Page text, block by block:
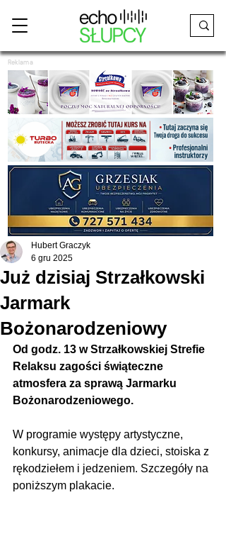
Reklama
Już dzisiaj Strzałkowski
Jarmark
Bożonarodzeniowy
Hubert Graczyk
6 gru 2025
Od godz. 13 w Strzałkowskiej Strefie
Relaksu zagości świąteczne
atmosfera za sprawą Jarmarku
Bożonarodzeniowego.
W programie występy artystyczne,
konkursy, animacje dla dzieci, stoiska z
rękodziełem i jedzeniem. Szczegóły na
poniższym plakacie.